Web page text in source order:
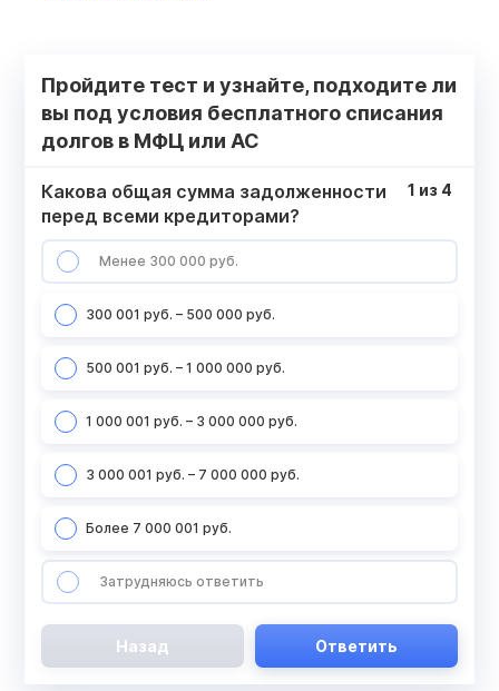
Пройдите тест и узнайте, подходите ли
вы под условия бесплатного списания
долгов в МФЦ или АС
Какова общая сумма задолженности
перед всеми кредиторами?
Менее 300 000 руб.
300 001 руб. – 500 000 руб.
500 001 руб. – 1 000 000 руб.
1 000 001 руб. – 3 000 000 руб.
3 000 001 руб. – 7 000 000 руб.
Более 7 000 001 руб.
Затрудняюсь ответить
1 из 4
Назад Ответить